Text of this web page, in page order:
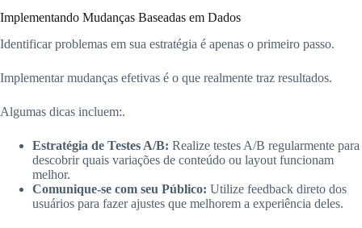
Implementando Mudanças Baseadas em Dados
Identificar problemas em sua estratégia é apenas o primeiro passo.
Implementar mudanças efetivas é o que realmente traz resultados.
Algumas dicas incluem:.
Estratégia de Testes A/B: Realize testes A/B regularmente para
descobrir quais variações de conteúdo ou layout funcionam
melhor.
Comunique-se com seu Público: Utilize feedback direto dos
usuários para fazer ajustes que melhorem a experiência deles.